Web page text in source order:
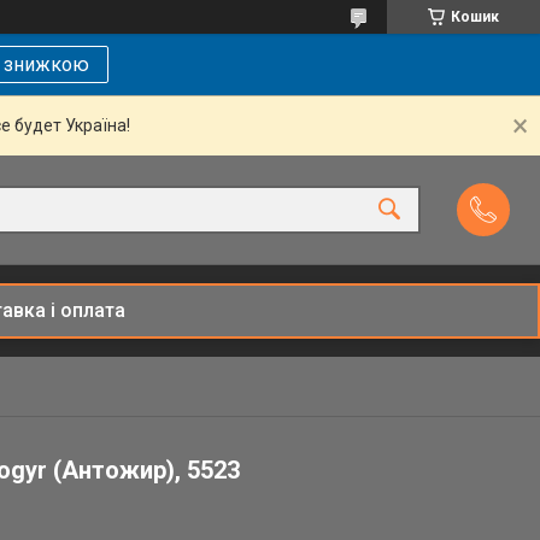
Кошик
знижкою
будет Україна!
і оплата
(Антожир), 5523